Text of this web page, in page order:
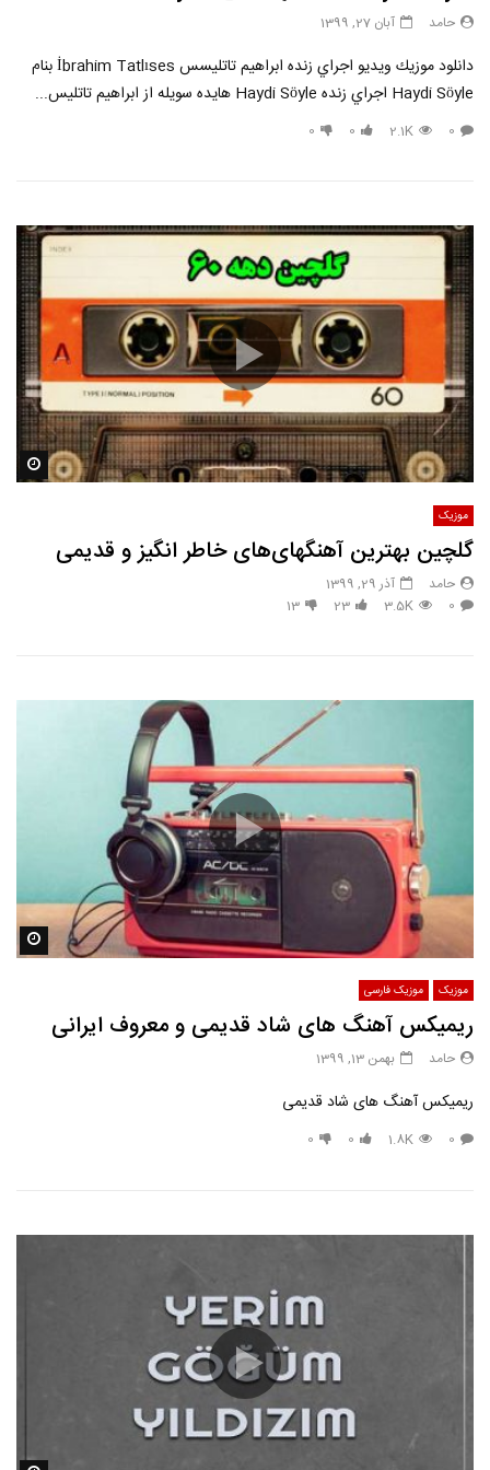
حامد آبان 27, 1399
دانلود موزيك ويديو اجراي زنده ابراهيم تاتليسس İbrahim Tatlıses بنام
Haydi Söyle اجراي زنده Haydi Söyle هايده سويله از ابراهيم تاتليس...
0
2.1K
0
0
موزیک
گلچين بهترین آهنگهای‌های خاطر انگیز و قدیمی‌
حامد
آذر 29, 1399
0
3.5K
23
13
موزیک موزیک فارسی
ریمیکس آهنگ های شاد قدیمی و معروف ایرانی
حامد بهمن 13, 1399
ریمیکس آهنگ های شاد قدیمی
0
1.8K
0
0